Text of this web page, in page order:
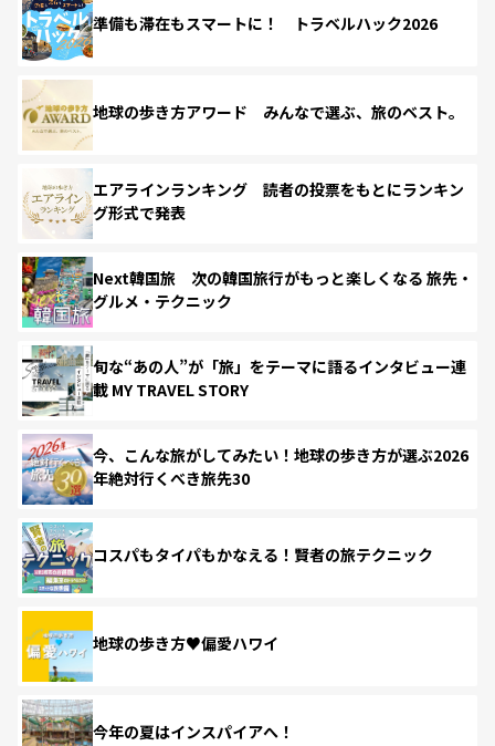
準備も滞在もスマートに！ トラベルハック2026
地球の歩き方アワード みんなで選ぶ、旅のベスト。
エアラインランキング 読者の投票をもとにランキン
グ形式で発表
Next韓国旅 次の韓国旅行がもっと楽しくなる 旅先・
グルメ・テクニック
旬な“あの人”が「旅」をテーマに語るインタビュー連
載 MY TRAVEL STORY
今、こんな旅がしてみたい！地球の歩き方が選ぶ2026
年絶対行くべき旅先30
コスパもタイパもかなえる！賢者の旅テクニック
地球の歩き方♥偏愛ハワイ
今年の夏はインスパイアへ！